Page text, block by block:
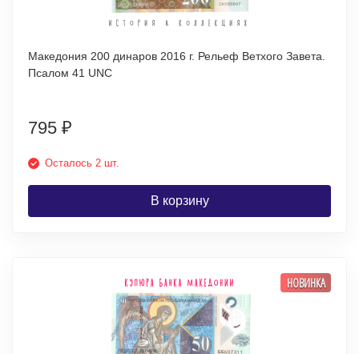
Македония 200 динаров 2016 г. Рельеф Ветхого Завета.
Псалом 41 UNC
795 ₽
Осталось 2 шт.
В корзину
НОВИНКА